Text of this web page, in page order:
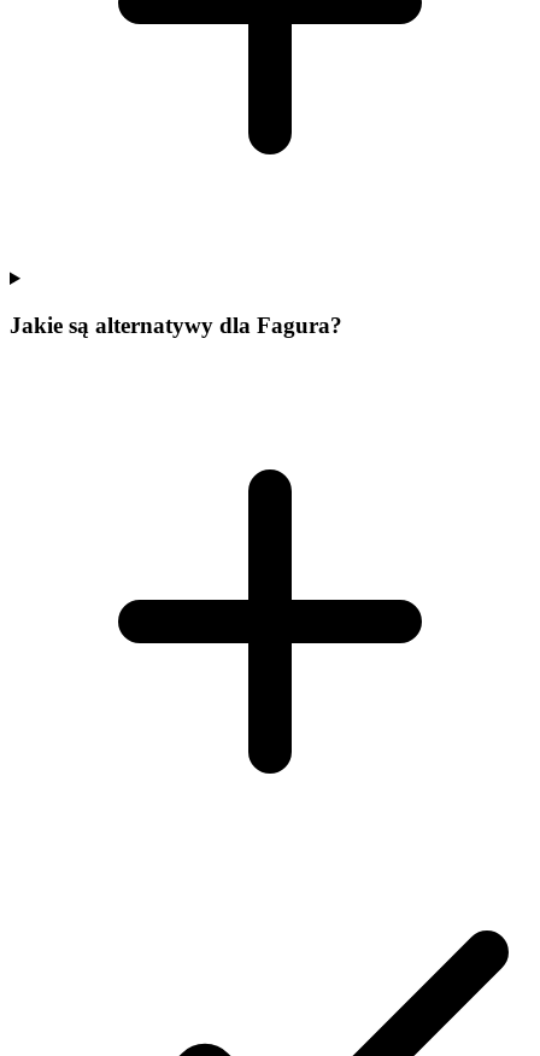
Jakie są alternatywy dla Fagura?